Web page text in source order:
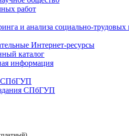
работ
и анализа социально-трудовых
Интернет-ресурсы
каталог
информация
СПбГУП
СПбГУП